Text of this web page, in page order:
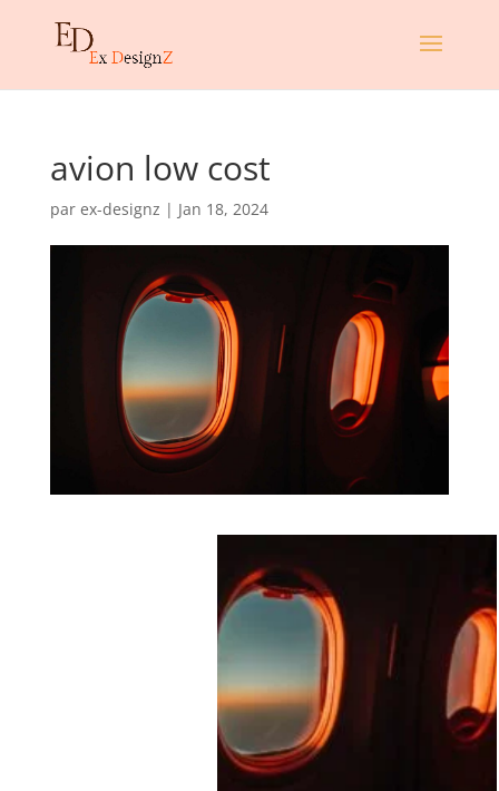
avion low cost
par ex-designz | Jan 18, 2024